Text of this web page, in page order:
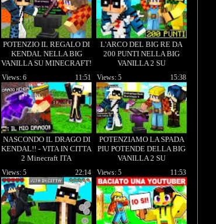
POTENZIO IL REGALO DI
KENDAL NELLA BIG
VANILLA SU MINECRAFT!
L'ARCO DEL BIG RE DA
200 PUNTI NELLA BIG
VANILLA 2 SU
MINECRAFT!
NASCONDO IL DRAGO DI
KENDAL!! - VITA IN CITTA
2 Minecraft ITA
11:51
Views: 6
POTENZIAMO LA SPADA
PIU POTENDE DELLA BIG
VANILLA 2 SU
MINECRAFT!
15:38
Views: 5
22:14
Views: 5 11:53
Views: 5